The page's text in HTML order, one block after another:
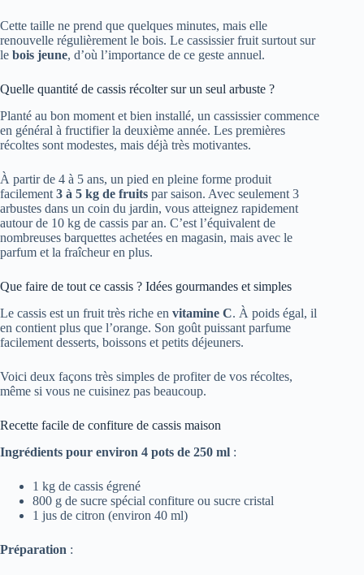
Cette taille ne prend que quelques minutes, mais elle
renouvelle régulièrement le bois. Le cassissier fruit surtout sur
le bois jeune, d’où l’importance de ce geste annuel.
Quelle quantité de cassis récolter sur un seul arbuste ?
Planté au bon moment et bien installé, un cassissier commence
en général à fructifier la deuxième année. Les premières
récoltes sont modestes, mais déjà très motivantes.
À partir de 4 à 5 ans, un pied en pleine forme produit
facilement 3 à 5 kg de fruits par saison. Avec seulement 3
arbustes dans un coin du jardin, vous atteignez rapidement
autour de 10 kg de cassis par an. C’est l’équivalent de
nombreuses barquettes achetées en magasin, mais avec le
parfum et la fraîcheur en plus.
Que faire de tout ce cassis ? Idées gourmandes et simples
Le cassis est un fruit très riche en vitamine C. À poids égal, il
en contient plus que l’orange. Son goût puissant parfume
facilement desserts, boissons et petits déjeuners.
Voici deux façons très simples de profiter de vos récoltes,
même si vous ne cuisinez pas beaucoup.
Recette facile de confiture de cassis maison
Ingrédients pour environ 4 pots de 250 ml :
1 kg de cassis égrené
800 g de sucre spécial confiture ou sucre cristal
1 jus de citron (environ 40 ml)
Préparation :